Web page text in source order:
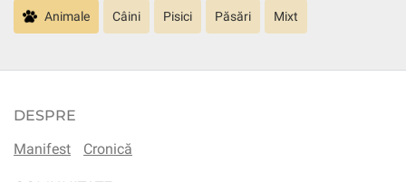
Animale Câini Pisici Păsări Mixt
DESPRE
Manifest
Cronică